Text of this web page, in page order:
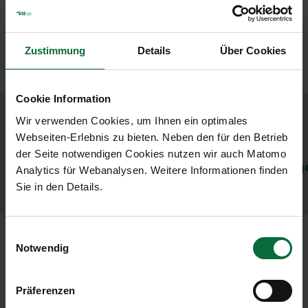
Zustimmung Details Über Cookies
Cookie Information
Wir verwenden Cookies, um Ihnen ein optimales
Webseiten-Erlebnis zu bieten. Neben den für den Betrieb
der Seite notwendigen Cookies nutzen wir auch Matomo
Analytics für Webanalysen. Weitere Informationen finden
Sie in den Details.
Notwendig
Präferenzen
Startflughafen außerhalb des Schengen-
Schengen-Raums
Eine Passkontrolle ist erforderlich.
Mitgliedsstaaten des Schengenraums finden Sie
hier:
https://www.consilium.europa.eu/de/policies/
area/#members
Umsteigen mit erneuter
Je nach Ursprungsland ist es möglich, dass Sie